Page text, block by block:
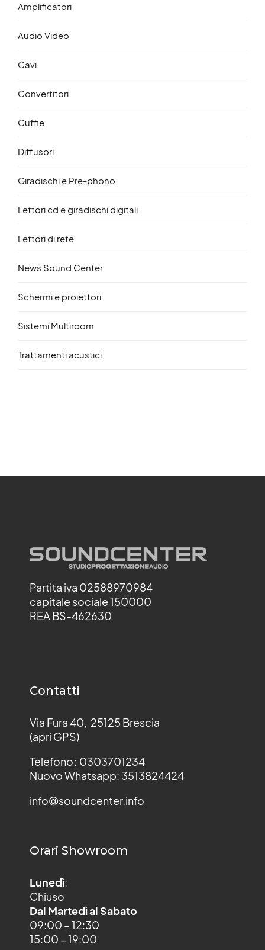
Amplificatori
Audio Video
Cavi
Convertitori
Cuffie
Diffusori
Giradischi e Pre-phono
Lettori cd e giradischi digitali
Lettori di rete
News Sound Center
Schermi e proiettori
Sistemi Multiroom
Trattamenti acustici
Partita iva 02588970984
capitale sociale 150000
REA BS-462630
Contatti
Via Fura 40, 25125 Brescia
(apri GPS)
Telefono: 0303701234
Nuovo Whatsapp: 3513824424
info@soundcenter.info
Orari Showroom
Lunedì:
Chiuso
Dal Martedì al Sabato
09:00 – 12:30
15:00 – 19:00